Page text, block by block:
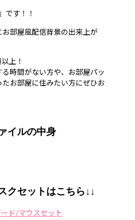
です！！
部屋風配信背景の出来上が
上！
時間がない方や、お部屋パッ
お部屋に住みたい方にぜひお
イルの中身
クセットはこちら↓↓
ド/マウスセット